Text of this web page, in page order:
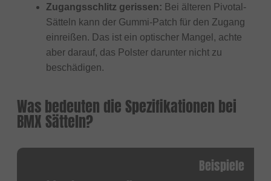
Zugangsschlitz gerissen: Bei älteren Pivotal-
Sätteln kann der Gummi-Patch für den Zugang
einreißen. Das ist ein optischer Mangel, achte
aber darauf, das Polster darunter nicht zu
beschädigen.
Was bedeuten die Spezifikationen bei
BMX Sätteln?
Beispiele